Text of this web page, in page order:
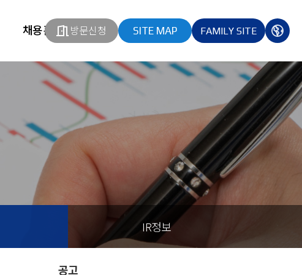
채용홈페이지방문신청 SITE MAP
열기 FAMILY SITE
열기
다국
IR정보
공고